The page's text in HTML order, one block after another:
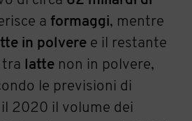
a formaggi, mentre
in polvere e il restante
tra latte non in polvere,
le previsioni di
2020 il volume dei